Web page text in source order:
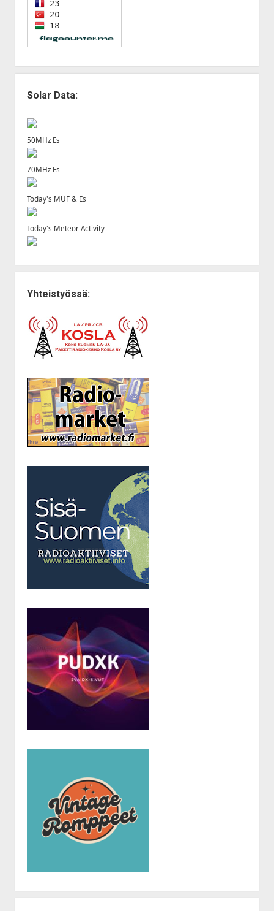
Solar Data:
50MHz Es
70MHz Es
Today's MUF & Es
Today's Meteor Activity
Yhteistyössä: